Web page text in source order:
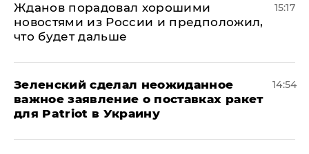
Жданов порадовал хорошими
новостями из России и предположил,
что будет дальше
15:17
Зеленский сделал неожиданное
важное заявление о поставках ракет
для Patriot в Украину
14:54